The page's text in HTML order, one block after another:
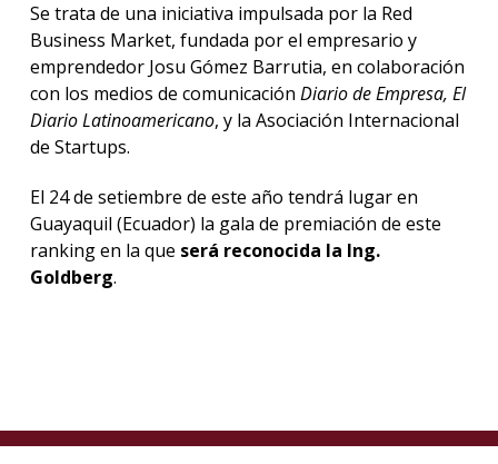
Se trata de una iniciativa impulsada por la Red
Business Market, fundada por el empresario y
emprendedor Josu Gómez Barrutia, en colaboración
con los medios de comunicación Diario de Empresa, El
Diario Latinoamericano, y la Asociación Internacional
de Startups.
El 24 de setiembre de este año tendrá lugar en
Guayaquil (Ecuador) la gala de premiación de este
ranking en la que será reconocida la Ing.
Goldberg.